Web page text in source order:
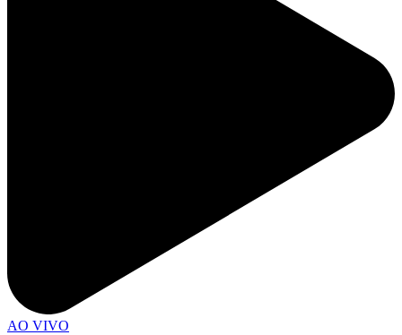
AO VIVO